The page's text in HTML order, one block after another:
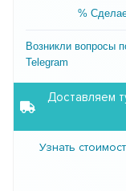
%
Возникли вопросы
Telegram
Доставляем
Узнать